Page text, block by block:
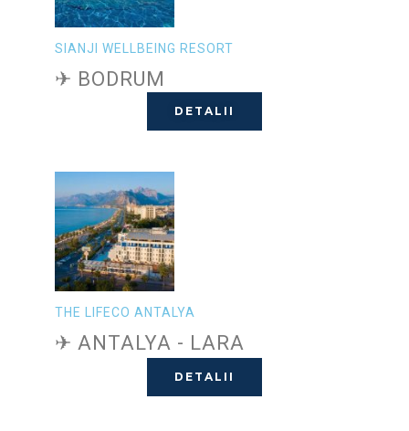
SIANJI WELLBEING RESORT
✈ BODRUM
DETALII
THE LIFECO ANTALYA
✈ ANTALYA - LARA
DETALII